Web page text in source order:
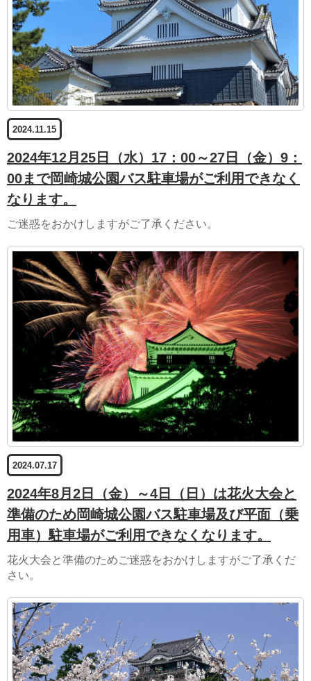
2024.11.15
2024年12月25日（水）17：00～27日（金）9：
00まで岡崎城公園バス駐車場がご利用できなく
なります。
ご迷惑をおかけしますがご了承ください。
2024.07.17
2024年8月2日（金）～4日（日）は花火大会と
準備のため岡崎城公園バス駐車場及び平面（乗
用車）駐車場がご利用できなくなります。
花火大会と準備のためご迷惑をおかけしますがご了承くだ
さい。